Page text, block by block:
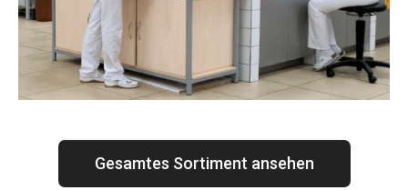
Gesamtes Sortiment ansehen